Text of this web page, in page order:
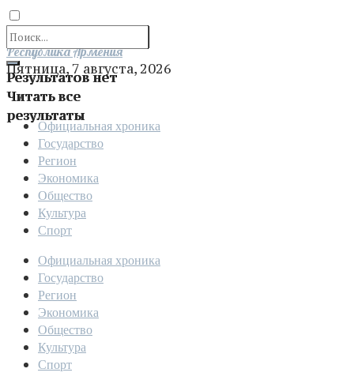
Результатов нет
Читать все
результаты
Отправить
Республика Армения
Пятница, 7 августа, 2026
Официальная хроника
Государство
Регион
Экономика
Общество
Культура
Спорт
Официальная хроника
Государство
Регион
Экономика
Общество
Культура
Спорт